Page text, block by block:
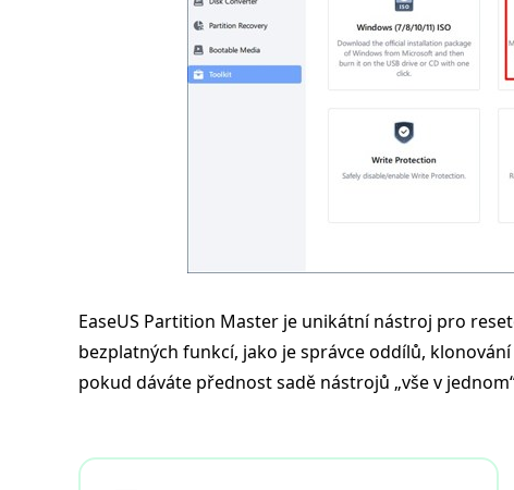
EaseUS Partition Master je unikátní nástroj pro
bezplatných funkcí, jako je správce oddílů,
pokud dáváte přednost sadě nástrojů „vše v